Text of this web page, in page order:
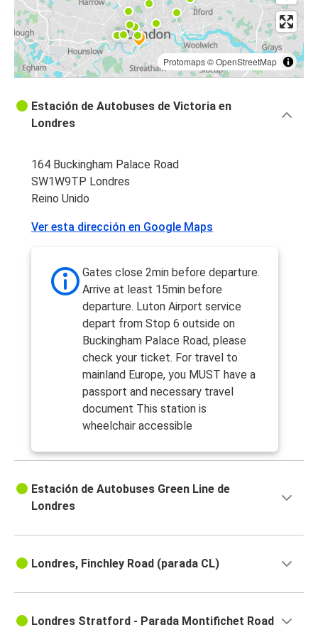
Protomaps©OpenStreetMap
Estación de Autobuses de Victoria en
Londres
164 Buckingham Palace Road
SW1W9TP Londres
Reino Unido
Ver esta dirección en Google Maps
Gates close 2min before departure.
Arrive at least 15min before
departure. Luton Airport service
depart from Stop 6 outside on
Buckingham Palace Road, please
check your ticket. For travel to
mainland Europe, you MUST have a
passport and necessary travel
document This station is
wheelchair accessible
Estación de Autobuses Green Line de
Londres
Londres, Finchley Road (parada CL)
Londres Stratford - Parada Montifichet Road